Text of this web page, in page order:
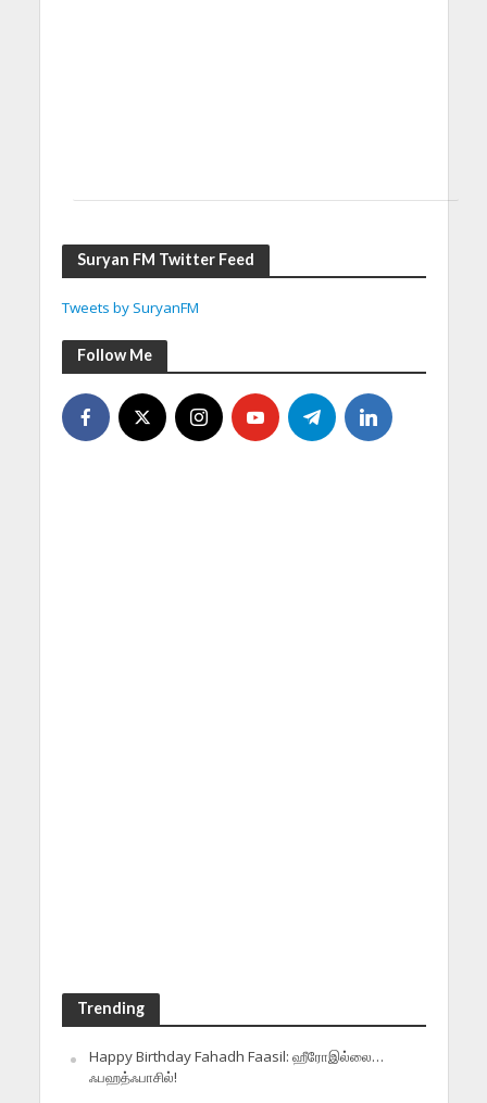
Suryan FM Twitter Feed
Tweets by SuryanFM
Follow Me
Trending
Happy Birthday Fahadh Faasil: ஹீரோஇல்லை…
ஃபஹத்ஃபாசில்!